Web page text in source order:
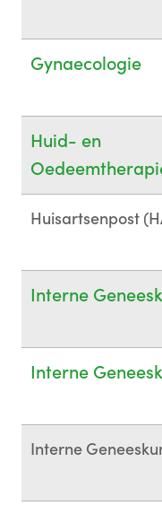
Gynaecologie
Huid- en
Huisartsenpost
Interne
Interne
Interne